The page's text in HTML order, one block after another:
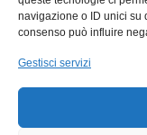
navigazione o ID unici su
consenso può influire
Gestisci servizi